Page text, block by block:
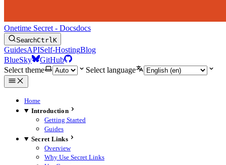
Onetime Secret - Docsdocs
SearchCtrlK
GuidesAPISelf-HostingBlog
BlueSky
GitHub
Select theme
Select language
Home
Introduction
Getting Started
Guides
Secret Links
Overview
Why Use Secret Links